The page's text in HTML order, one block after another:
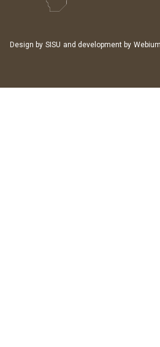
Design by SISU and development by Webium